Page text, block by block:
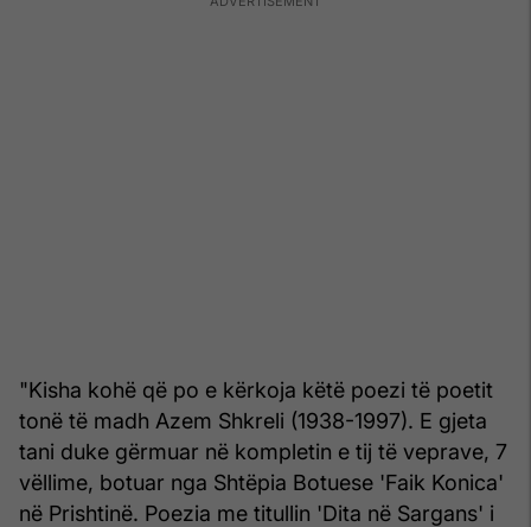
"Kisha kohë që po e kërkoja këtë poezi të poetit
tonë të madh Azem Shkreli (1938-1997). E gjeta
tani duke gërmuar në kompletin e tij të veprave, 7
vëllime, botuar nga Shtëpia Botuese 'Faik Konica'
në Prishtinë. Poezia me titullin 'Dita në Sargans' i